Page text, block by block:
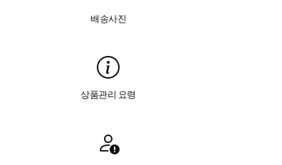
배송사진
상품관리 요령